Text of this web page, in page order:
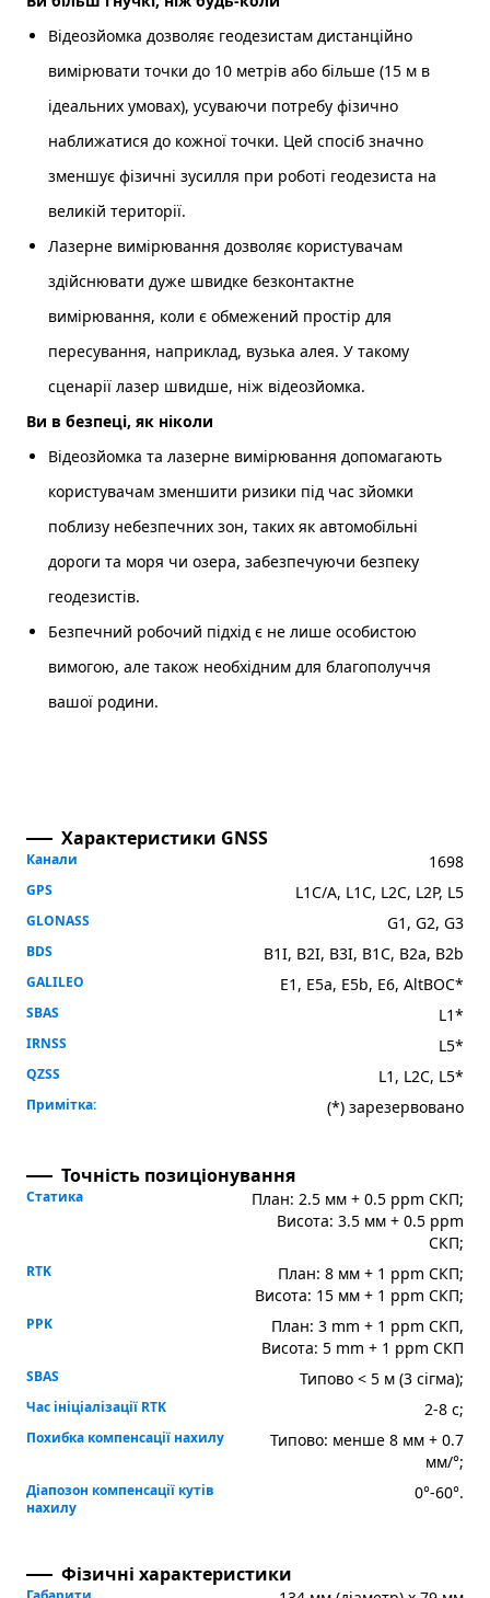
Відеозйомка дозволяє геодезистам дистанційно
вимірювати точки до 10 метрів або більше (15 м в
ідеальних умовах), усуваючи потребу фізично
наближатися до кожної точки. Цей спосіб значно
зменшує фізичні зусилля при роботі геодезиста на
великій території.
Лазерне вимірювання дозволяє користувачам
здійснювати дуже швидке безконтактне
вимірювання, коли є обмежений простір для
пересування, наприклад, вузька алея. У такому
сценарії лазер швидше, ніж відеозйомка.
Ви в безпеці, як ніколи
Відеозйомка та лазерне вимірювання допомагають
користувачам зменшити ризики під час зйомки
поблизу небезпечних зон, таких як автомобільні
дороги та моря чи озера, забезпечуючи безпеку
геодезистів.
Безпечний робочий підхід є не лише особистою
вимогою, але також необхідним для благополуччя
вашої родини.
Характеристики GNSS
Канали 1698
GPS L1C/A, L1C, L2C, L2P, L5
GLONASS G1, G2, G3
BDS B1I, B2I, B3I, B1C, B2a, B2b
GALILEO E1, E5a, E5b, E6, AltBOC*
SBAS L1*
IRNSS L5*
QZSS L1, L2C, L5*
Примітка: (*) зарезервовано
Точність позиціонування
Статика
План: 2.5 мм + 0.5 ppm СКП;
Висота: 3.5 мм + 0.5 ppm
СКП;
RTK
План: 8 мм + 1 ppm СКП;
Висота: 15 мм + 1 ppm СКП;
PPK
План: 3 mm + 1 ppm СКП,
Висота: 5 mm + 1 ppm СКП
SBAS Типово < 5 м (3 сігма);
Час ініціалізації RTK 2-8 с;
Похибка компенсації нахилу
Типово: менше 8 мм + 0.7
мм/°;
Діапозон компенсації кутів
нахилу
0°-60°.
Фізичні характеристики